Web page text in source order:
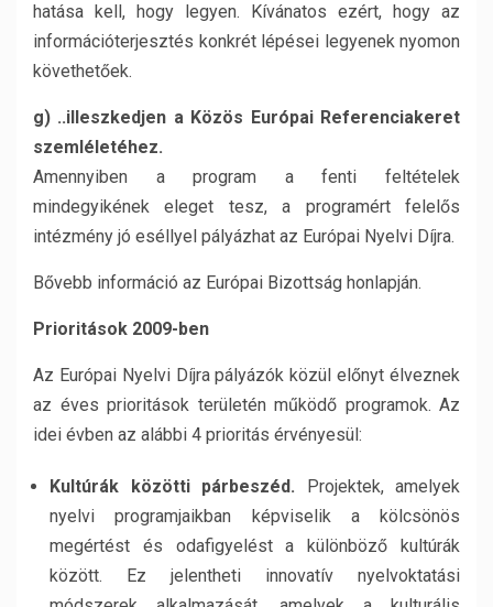
hatása kell, hogy legyen. Kívánatos ezért, hogy az
információterjesztés konkrét lépései legyenek nyomon
követhetőek.
g) ..illeszkedjen a Közös Európai Referenciakeret
szemléletéhez.
Amennyiben a program a fenti feltételek
mindegyikének eleget tesz, a programért felelős
intézmény jó eséllyel pályázhat az Európai Nyelvi Díjra.
Bővebb információ az Európai Bizottság honlapján.
Prioritások 2009-ben
Az Európai Nyelvi Díjra pályázók közül előnyt élveznek
az éves prioritások területén működő programok. Az
idei évben az alábbi 4 prioritás érvényesül:
Kultúrák közötti párbeszéd. Projektek, amelyek
nyelvi programjaikban képviselik a kölcsönös
megértést és odafigyelést a különböző kultúrák
között. Ez jelentheti innovatív nyelvoktatási